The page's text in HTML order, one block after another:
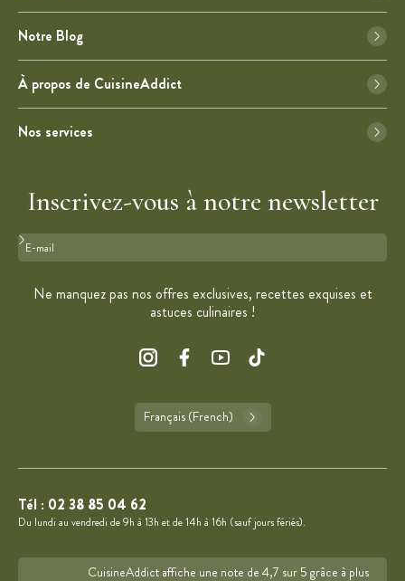
Notre Blog
À propos de CuisineAddict
Nos services
Inscrivez-vous à notre newsletter
Format : adresse@email.com
Ne manquez pas nos offres exclusives, recettes exquises et
astuces culinaires !
Français (French)
Tél : 02 38 85 04 62
Du lundi au vendredi de 9h à 13h et de 14h à 16h (sauf jours fériés).
CuisineAddict affiche une note de 4,7 sur 5 grâce à plus